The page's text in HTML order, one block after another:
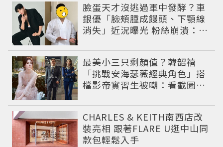
臉蛋天才沒逃過軍中發酵？車
銀優「臉頰腫成饅頭、下顎線
消失」近況曝光 粉絲崩潰：空
最美小三只剩顏值？韓韶禧
「挑戰安海瑟薇經典角色」搭
檔影帝實習生被嘲：看截圖就
CHARLES & KEITH南西店改
裝亮相 跟著FLARE U逛中山同
款包輕鬆入手